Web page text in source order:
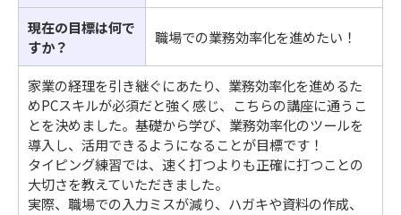
現在の目標は何で
すか？
職場での業務効率化を進めたい！
家業の経理を引き継ぐにあたり、業務効率化を進めるた
めPCスキルが必須だと強く感じ、こちらの講座に通うこ
とを決めました。基礎から学び、業務効率化のツールを
導入し、活用できるようになることが目標です！
タイピング練習では、速く打つよりも正確に打つことの
大切さを教えていただきました。
実際、職場での入力ミスが減り、ハガキや資料の作成、